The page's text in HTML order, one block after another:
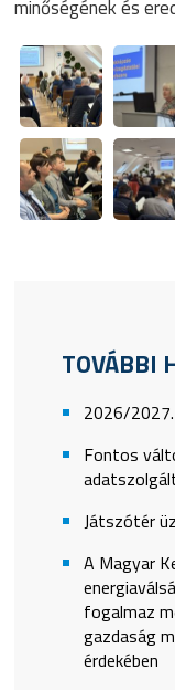
minőségének és
TOVÁBBI
2026/
Fontos
Játszótér
A Magyar
fogalmaz
gazdaság
érdekében